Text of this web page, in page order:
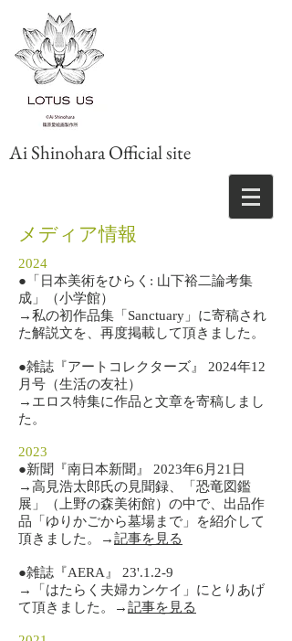
Ai Shinohara Official site
​メディア情報
2024
​●「日本美術をひらく: 山下裕二論考集
成」（小学館）
→私の初作品集「Sanctuary」に寄稿され
た解説文を、再度掲載して頂きました。
​●雑誌『アートコレクターズ』 2024年12
月号（生活の友社）
→エロス特集に作品と文章を寄稿しまし
た。
2023
​●新聞『南日本新聞』 2023年6月21日
→高見浩太郎氏の見聞録、「恐竜図鑑
展」（上野の森美術館）の中で、出品作
品「ゆりかごから墓場まで」を紹介して
頂きました。→記事を見る
​●雑誌『AERA』 23'.1.2-9
→「はたらく夫婦カンケイ」にとりあげ
て頂きました。→記事を見る